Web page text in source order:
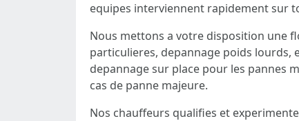
equipes interviennent rapidement sur
Nous mettons a votre disposition une
particulieres, depannage poids lourds,
depannage sur place pour les pannes
cas de panne majeure.
Nos chauffeurs qualifies et